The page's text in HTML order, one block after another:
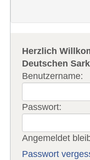
Herzlich
Deutschen
Benutzername:
Passwort:
Angemeldet
Passwort